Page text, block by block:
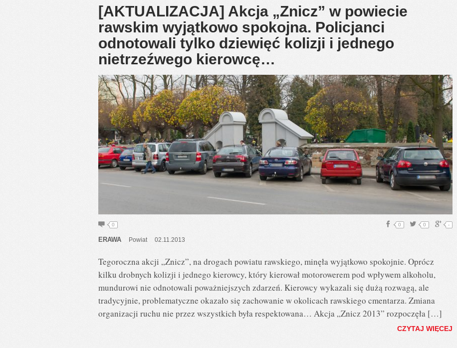
[AKTUALIZACJA] Akcja „Znicz” w powiecie
rawskim wyjątkowo spokojna. Policjanci
odnotowali tylko dziewięć kolizji i jednego
nietrzeźwego kierowcę…
0 -
0
0
ERAWA Powiat 02.11.2013
Tegoroczna akcji „Znicz”, na drogach powiatu rawskiego, minęła wyjątkowo spokojnie. Oprócz
kilku drobnych kolizji i jednego kierowcy, który kierował motorowerem pod wpływem alkoholu,
mundurowi nie odnotowali poważniejszych zdarzeń. Kierowcy wykazali się dużą rozwagą, ale
tradycyjnie, problematyczne okazało się zachowanie w okolicach rawskiego cmentarza. Zmiana
organizacji ruchu nie przez wszystkich była respektowana… Akcja „Znicz 2013” rozpoczęła […]
CZYTAJ WIĘCEJ